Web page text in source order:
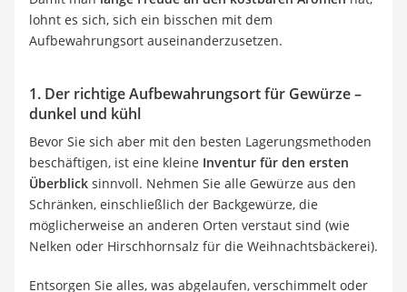
lohnt es sich, sich ein bisschen mit dem
Aufbewahrungsort auseinanderzusetzen.
1. Der richtige Aufbewahrungsort für Gewürze –
dunkel und kühl
Bevor Sie sich aber mit den besten Lagerungsmethoden
beschäftigen, ist eine kleine Inventur für den ersten
Überblick sinnvoll. Nehmen Sie alle Gewürze aus den
Schränken, einschließlich der Backgewürze, die
möglicherweise an anderen Orten verstaut sind (wie
Nelken oder Hirschhornsalz für die Weihnachtsbäckerei).
Entsorgen Sie alles, was abgelaufen, verschimmelt oder